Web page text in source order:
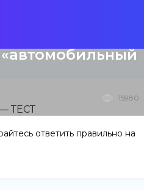
«автомобильный
15980
ответить правильно на